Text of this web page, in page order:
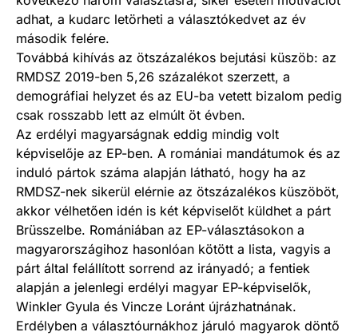
adhat, a kudarc letörheti a választókedvet az év
második felére.
Továbbá kihívás az ötszázalékos bejutási küszöb: az
RMDSZ 2019-ben 5,26 százalékot szerzett, a
demográfiai helyzet és az EU-ba vetett bizalom pedig
csak rosszabb lett az elmúlt öt évben.
Az erdélyi magyarságnak eddig mindig volt
képviselője az EP-ben. A romániai mandátumok és az
induló pártok száma alapján látható, hogy ha az
RMDSZ-nek sikerül elérnie az ötszázalékos küszöböt,
akkor vélhetően idén is két képviselőt küldhet a párt
Brüsszelbe. Romániában az EP-választásokon a
magyarországihoz hasonlóan kötött a lista, vagyis a
párt által felállított sorrend az irányadó; a fentiek
alapján a jelenlegi erdélyi magyar EP-képviselők,
Winkler Gyula és Vincze Loránt újrázhatnának.
Erdélyben a választóurnákhoz járuló magyarok döntő